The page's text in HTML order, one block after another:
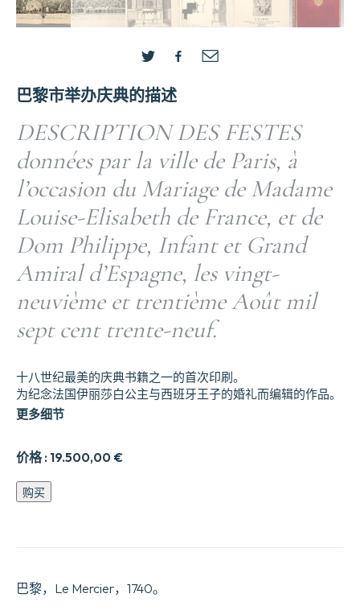
巴黎市举办庆典的描述
DESCRIPTION DES FESTES
données par la ville de Paris, à
l’occasion du Mariage de Madame
Louise-Elisabeth de France, et de
Dom Philippe, Infant et Grand
Amiral d’Espagne, les vingt-
neuvième et trentième Août mil
sept cent trente-neuf.
价格 : 19.500,00 €
十八世纪最美的庆典书籍之一的首次印刷。
为纪念法国伊丽莎白公主与西班牙王子的婚礼而编辑的作品。
更多细节
DESCRIPTION
DES
de
购买
巴黎，Le Mercier，1740。